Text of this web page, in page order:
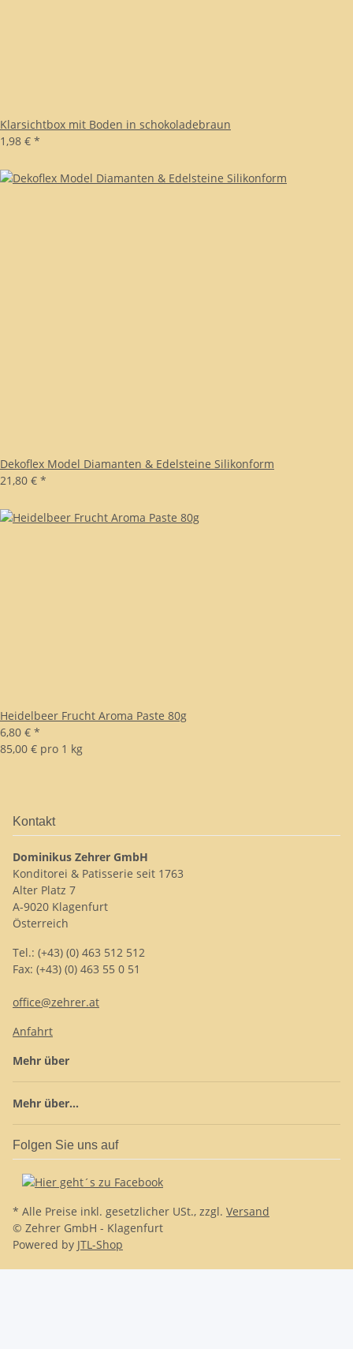
Klarsichtbox mit Boden in schokoladebraun
1,98 € *
Dekoflex Model Diamanten & Edelsteine Silikonform
21,80 € *
Heidelbeer Frucht Aroma Paste 80g
6,80 € *
85,00 € pro 1 kg
Kontakt
Dominikus Zehrer GmbH
Konditorei & Patisserie seit 1763
Alter Platz 7
A-9020 Klagenfurt
Österreich
Tel.: (+43) (0) 463 512 512
Fax: (+43) (0) 463 55 0 51
office@zehrer.at
Anfahrt
Mehr über
Mehr über...
Folgen Sie uns auf
* Alle Preise inkl. gesetzlicher USt., zzgl. Versand
© Zehrer GmbH - Klagenfurt
Powered by JTL-Shop